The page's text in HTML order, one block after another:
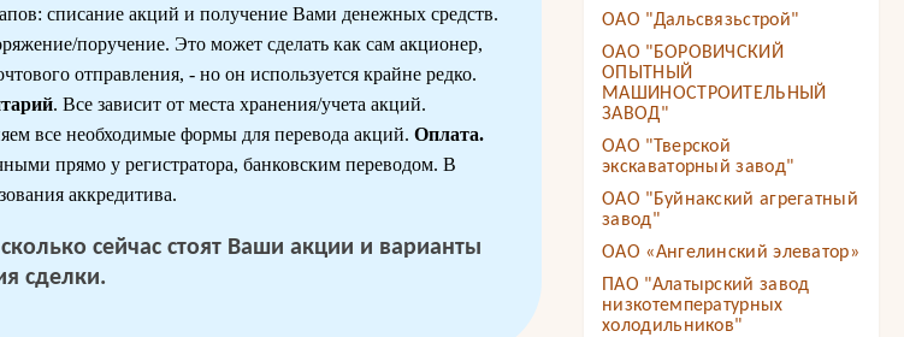
списание акций и получение Вами денежных средств.
поручение. Это может сделать как сам акционер,
отправления, - но он используется крайне редко.
. Все зависит от места хранения/учета акций.
все необходимые формы для перевода акций. Оплата.
прямо у регистратора, банковским переводом. В
аккредитива.
сейчас стоят Ваши акции и варианты
сделки.
ОАО "Дальсвязьстрой"
ОАО "БОРОВИЧСКИЙ
ОПЫТНЫЙ
МАШИНОСТРОИТЕЛЬНЫЙ
ЗАВОД"
ОАО "Тверской
экскаваторный завод"
ОАО "Буйнакский агрегатный
завод"
ОАО «Ангелинский элеватор»
ПАО "Алатырский завод
низкотемпературных
холодильников"